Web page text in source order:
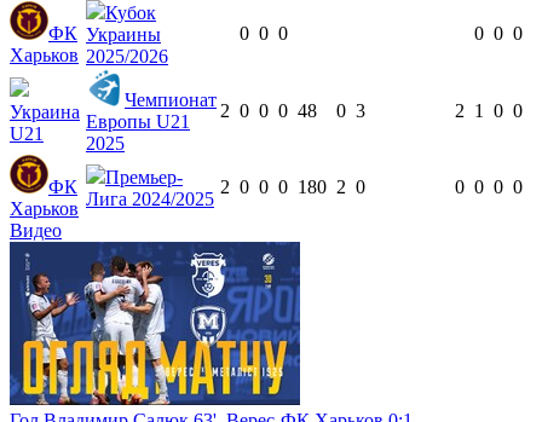
ФК
Харьков
Кубок
Украины
2025/2026
0 0 0 0 0 0
Украина
U21
Чемпионат
Европы U21
2025
2 0 0 0 48 0 3 2 1 0 0
ФК
Харьков
Премьер-
Лига 2024/2025
2 0 0 0 180 2 0 0 0 0 0
Видео